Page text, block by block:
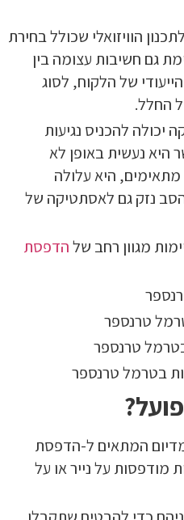
הוויזואלי שכולל בחירת
גם חשיבות עצומה בין
של הלקוח, לסוג
החלל.
להכניס נגיעות
היא נעשית באופן לא
היא עלולה
נזק גם לאסתטיקה של
מגוון רחב שלהדפסת
טרנספר
טרנספר
בטרמל טרנספר
המתאים ל-הדפסת
על נייר או על